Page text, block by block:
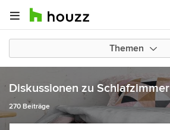
Themen
Diskussionen zu Schlafzimmer
270 Beiträge